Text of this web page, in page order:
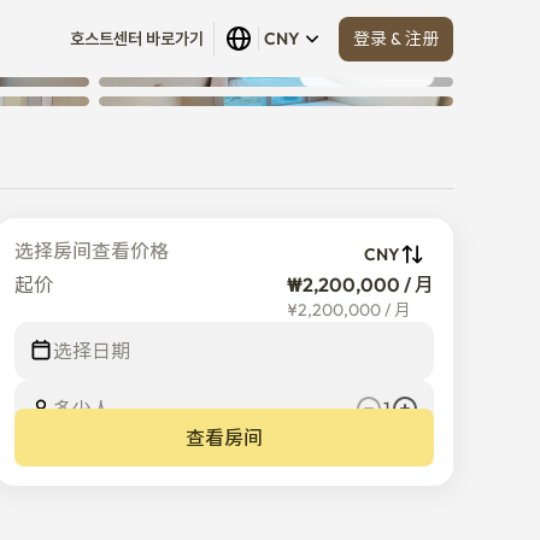
호스트센터 바로가기 CNY
登录 & 注册
查看全部 (17)
选择房间查看价格 CNY
起价 ₩2,200,000 / 月
¥2,200,000/ 月
选择日期
多少人
1
查看房间